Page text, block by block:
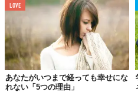
LOVE
あなたがいつまで経っても幸せにな
れない「5つの理由」